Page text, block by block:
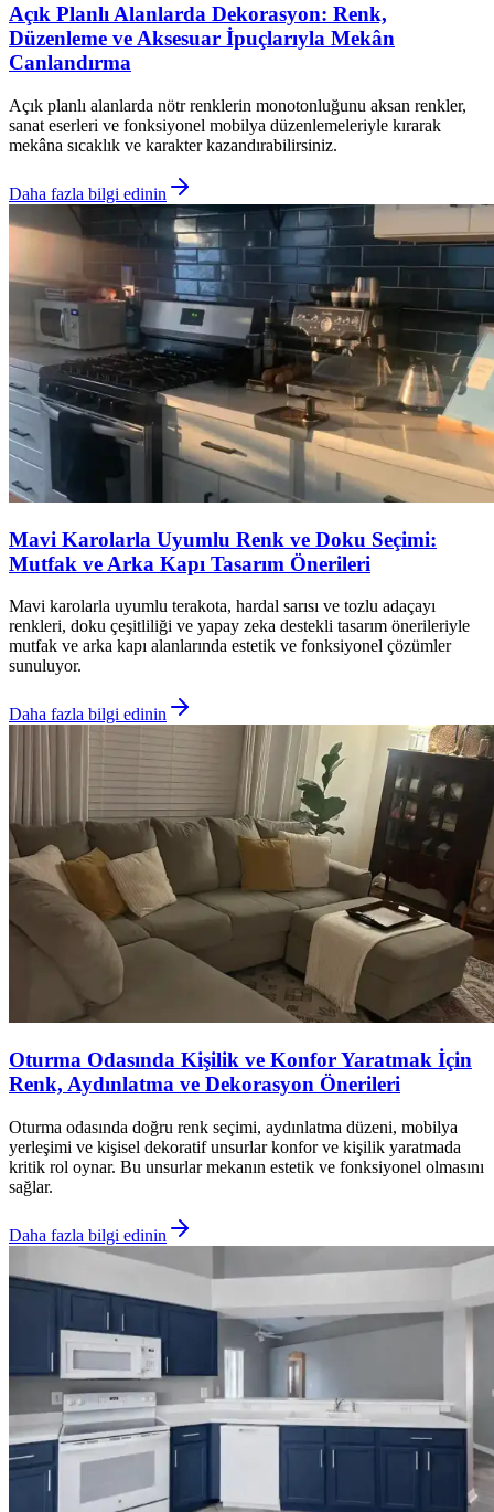
Açık Planlı Alanlarda Dekorasyon: Renk,
Düzenleme ve Aksesuar İpuçlarıyla Mekân
Canlandırma
Açık planlı alanlarda nötr renklerin monotonluğunu aksan renkler,
sanat eserleri ve fonksiyonel mobilya düzenlemeleriyle kırarak
mekâna sıcaklık ve karakter kazandırabilirsiniz.
Daha fazla bilgi edinin
Mavi Karolarla Uyumlu Renk ve Doku Seçimi:
Mutfak ve Arka Kapı Tasarım Önerileri
Mavi karolarla uyumlu terakota, hardal sarısı ve tozlu adaçayı
renkleri, doku çeşitliliği ve yapay zeka destekli tasarım önerileriyle
mutfak ve arka kapı alanlarında estetik ve fonksiyonel çözümler
sunuluyor.
Daha fazla bilgi edinin
Oturma Odasında Kişilik ve Konfor Yaratmak İçin
Renk, Aydınlatma ve Dekorasyon Önerileri
Oturma odasında doğru renk seçimi, aydınlatma düzeni, mobilya
yerleşimi ve kişisel dekoratif unsurlar konfor ve kişilik yaratmada
kritik rol oynar. Bu unsurlar mekanın estetik ve fonksiyonel olmasını
sağlar.
Daha fazla bilgi edinin